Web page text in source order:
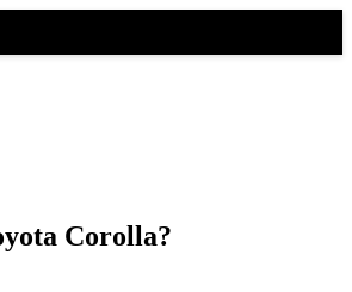
Corolla?